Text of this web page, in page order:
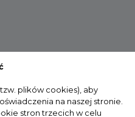
plików cookies), aby
na naszej stronie.
stron trzecich w celu